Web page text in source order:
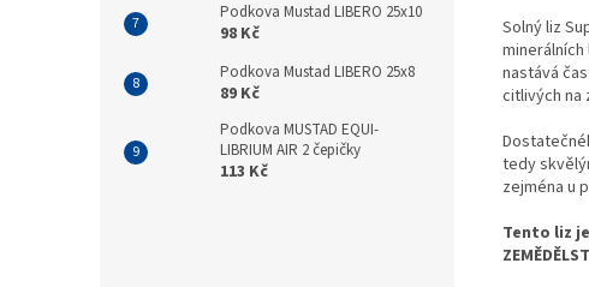
Podkova Mustad LIBERO 25x10
98 Kč
Podkova Mustad LIBERO 25x8
89 Kč
Podkova MUSTAD EQUI-
LIBRIUM AIR 2 čepičky
113 Kč
Solný liz
nastává
citlivých na
tedy
zejména u
Tento liz je